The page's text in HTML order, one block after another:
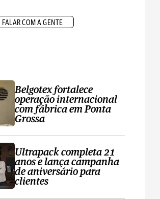
FALAR COM A GENTE
Belgotex fortalece
operação internacional
com fábrica em Ponta
Grossa
Ultrapack completa 21
anos e lança campanha
de aniversário para
clientes